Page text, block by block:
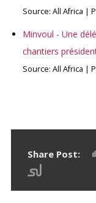
Source: All Africa
Minvoul - Une
chantiers
Source: All Africa
Share Post: